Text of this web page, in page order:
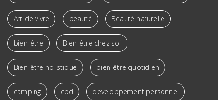
Art de vivre beauté Beauté naturelle
bien-être Bien-être chez soi
Bien-être holistique bien-être quotidien
camping cbd developpement personnel